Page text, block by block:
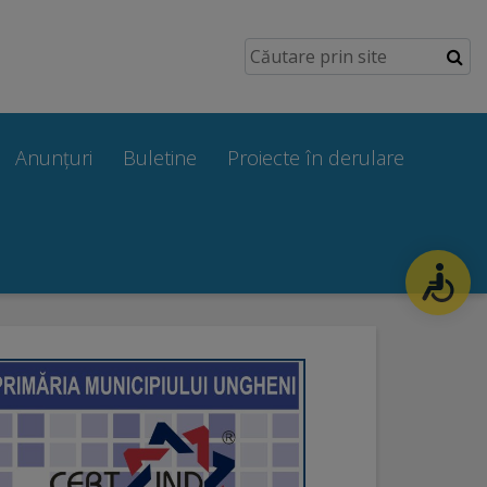
Anunțuri Buletine Proiecte în derulare